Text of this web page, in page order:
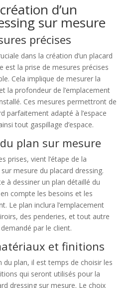
d’un
sur mesure
précises
dans la création d’un placard
est la prise de mesures précises
Cela implique de mesurer la
la profondeur de l’emplacement
Ces mesures permettront de
parfaitement adapté à l’espace
tout gaspillage d’espace.
plan sur mesure
prises, vient l’étape de la
mesure du placard dressing.
à dessiner un plan détaillé du
compte les besoins et les
Le plan inclura l’emplacement
des penderies, et tout autre
par le client.
et finitions
du plan, il est temps de choisir les
qui seront utilisés pour la
dressing sur mesure. Le choix